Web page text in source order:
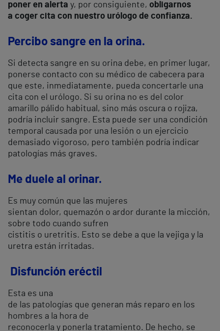
poner en alerta y, por consiguiente, obligarnos
a coger cita con nuestro urólogo de confianza.
Percibo sangre en la orina.
Si detecta sangre en su orina debe, en primer lugar,
ponerse contacto con su médico de cabecera para
que este, inmediatamente, pueda concertarle una
cita con el urólogo. Si su orina no es del color
amarillo pálido habitual, sino más oscura o rojiza,
podría incluir sangre. Esta puede ser una condición
temporal causada por una lesión o un ejercicio
demasiado vigoroso, pero también podría indicar
patologías más graves.
Me duele al orinar.
Es muy común que las mujeres
sientan dolor, quemazón o ardor durante la micción,
sobre todo cuando sufren
cistitis o uretritis. Esto se debe a que la vejiga y la
uretra están irritadas.
Disfunción eréctil
Esta es una
de las patologías que generan más reparo en los
hombres a la hora de
reconocerla y ponerla tratamiento. De hecho, se